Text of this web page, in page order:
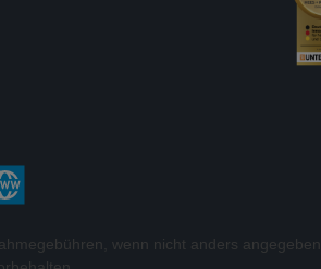
wenn nicht anders angegeben.